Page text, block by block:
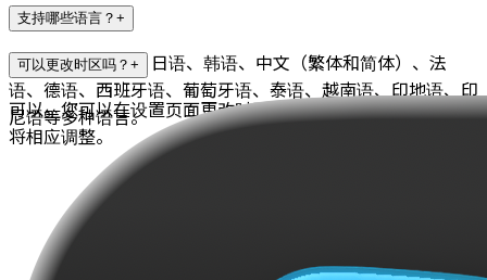
支持哪些语言？ +
SnooQ支持英语、日语、韩语、中文（繁体和简体）、法
语、德语、西班牙语、葡萄牙语、泰语、越南语、印地语、印
尼语等多种语言。
可以更改时区吗？ +
可以。您可以在设置页面更改时区。主题更新时间和通知时间
将相应调整。